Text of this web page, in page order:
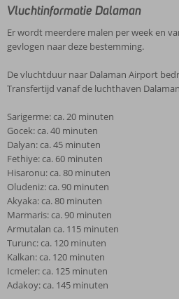
Vluchtinformatie Dalaman
Er wordt meerdere malen per week en
gevlogen naar deze bestemming.
De vluchtduur naar Dalaman Airport
Transfertijd vanaf de luchthaven
Sarigerme: ca. 20 minuten
Gocek: ca. 40 minuten
Dalyan: ca. 45 minuten
Fethiye: ca. 60 minuten
Hisaronu: ca. 80 minuten
Oludeniz: ca. 90 minuten
Akyaka: ca. 80 minuten
Marmaris: ca. 90 minuten
Armutalan ca. 115 minuten
Turunc: ca. 120 minuten
Kalkan: ca. 120 minuten
Icmeler: ca. 125 minuten
Adakoy: ca. 145 minuten